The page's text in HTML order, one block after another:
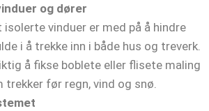
og dører
vinduer er med på å hindre
i å trekke inn i både hus og treverk.
å fikse boblete eller flisete maling
trekker før regn, vind og snø.